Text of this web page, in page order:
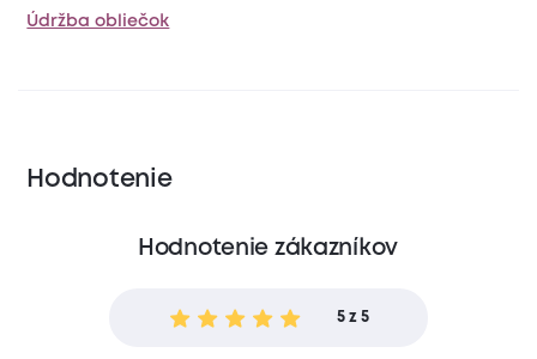
Údržba obliečok
Hodnotenie
Hodnotenie zákazníkov
5 z 5